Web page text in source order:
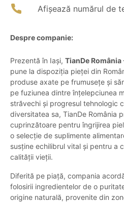
Afișează numărul de
Despre companie:
Prezentă în Iași, TianDe
pune la dispoziția pieței din
produse axate pe frumusețe și
pe fuziunea dintre înțelepciunea
străvechi și progresul tehnologic
diversitatea sa, TianDe România
cuprinzătoare pentru îngrijirea
o selecție de suplimente
susține echilibrul vital și pentru a
calității vieții.
Diferită pe piață, compania
folosirii ingredientelor de o
origine naturală, provenite din